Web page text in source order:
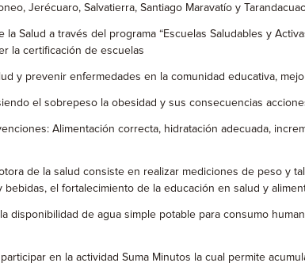
Jerécuaro, Salvatierra, Santiago Maravatío y
Salud a través del programa “Escuelas Saludables y
la certificación de escuelas
prevenir enfermedades en la comunidad educativa,
el sobrepeso la obesidad y sus consecuencias
Alimentación correcta, hidratación adecuada,
de la salud consiste en realizar mediciones de peso y
el fortalecimiento de la educación en salud y
de agua simple potable para consumo
en la actividad Suma Minutos la cual permite